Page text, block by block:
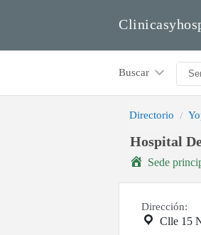
Buscar
Directorio
Hospital
Sede
Dirección:
Clle 15